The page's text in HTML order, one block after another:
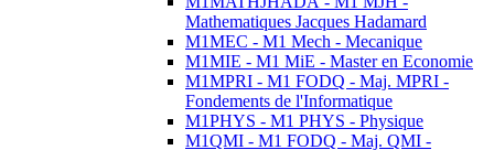
Mathematiques Jacques Hadamard
M1MEC - M1 Mech - Mecanique
M1MIE - M1 MiE - Master en Economie
M1MPRI - M1 FODQ - Maj. MPRI -
Fondements de l'Informatique
M1PHYS - M1 PHYS - Physique
M1QMI - M1 FODQ - Maj. QMI -